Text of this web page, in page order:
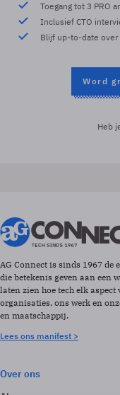
Toegang tot 3 PRO
Inclusief CTO
Blijf up-to-date over
Word
Heb
AG Connect is sinds 1967 de
die betekenis geven aan een
laten zien hoe tech elk
organisaties, ons werk en
en maatschappij.
Lees ons manifest >
Over ons